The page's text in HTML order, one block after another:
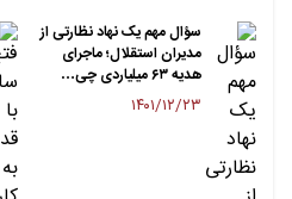
سؤال مهم یک نهاد نظارتی از
مدیران استقلال؛ ماجرای
هدیه ۶۳ میلیاردی چی…
۱۴۰۱/۱۲/۲۳